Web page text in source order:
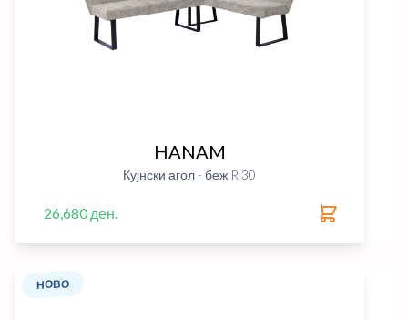
HANAM
Кујнски агол - беж R 30
26,680 ден.
НОВО